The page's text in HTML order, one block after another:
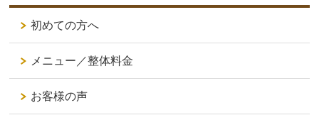
初めての方へ
メニュー／整体料金
お客様の声